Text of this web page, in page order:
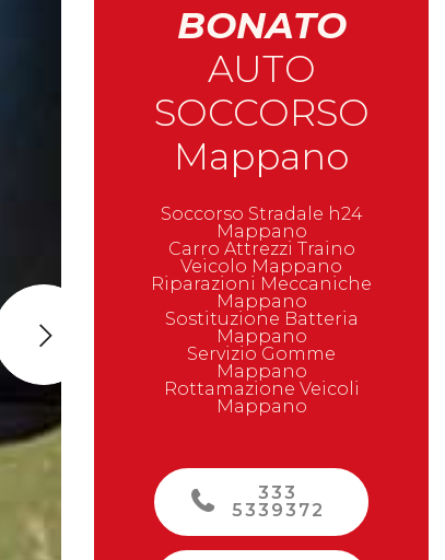
Next
BONATO
AUTO
SOCCORSO
Mappano
Soccorso Stradale h24
Mappano
Carro Attrezzi Traino
Veicolo Mappano
Riparazioni Meccaniche
Mappano
Sostituzione Batteria
Mappano
Servizio Gomme
Mappano
Rottamazione Veicoli
Mappano
333
5339372